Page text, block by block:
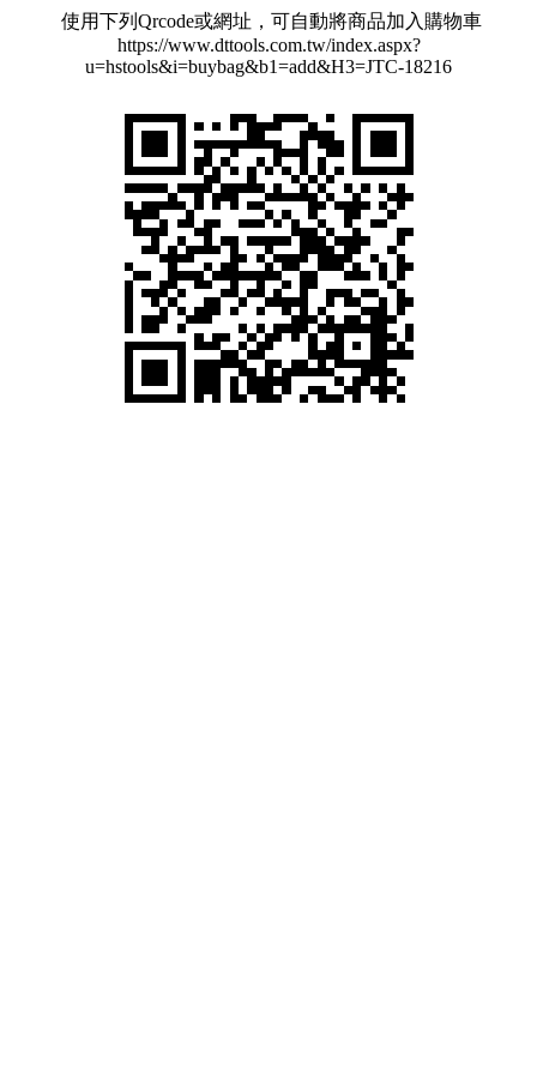
使用下列Qrcode或網址，可自動將商品加入購物車
https://www.dttools.com.tw/index.aspx?
u=hstools&i=buybag&b1=add&H3=JTC-18216